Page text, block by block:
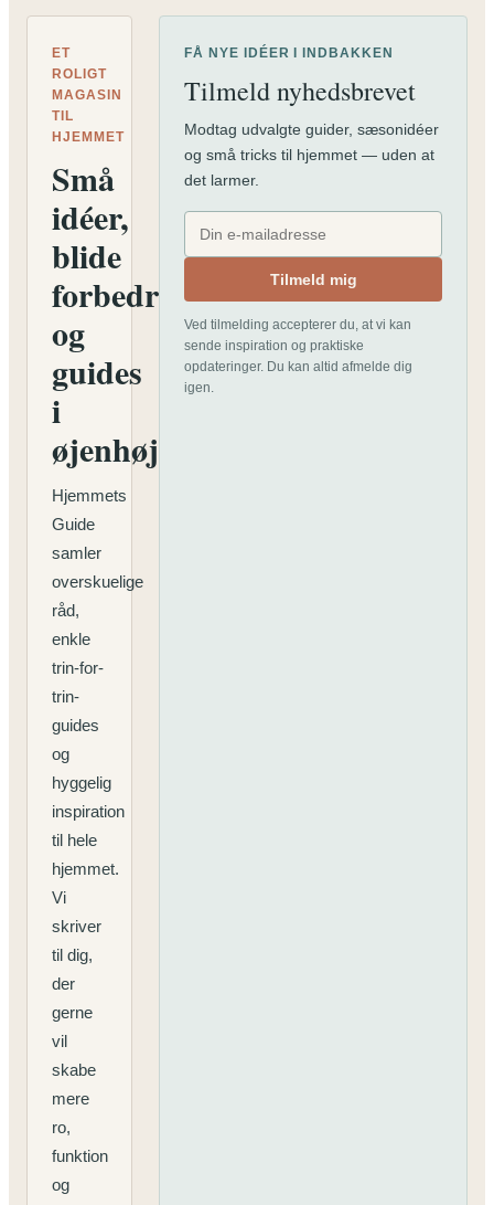
strandtur
ET
ROLIGT
MAGASIN
TIL
HJEMMET
Små
idéer,
blide
forbedringer
og
guides
i
øjenhøjde
Hjemmets
Guide
samler
overskuelige
råd,
enkle
trin-for-
trin-
guides
og
hyggelig
inspiration
til hele
hjemmet.
Vi
skriver
til dig,
der
gerne
vil
skabe
mere
ro,
funktion
og
FÅ NYE IDÉER I INDBAKKEN
Tilmeld nyhedsbrevet
Modtag udvalgte guider, sæsonidéer
og små tricks til hjemmet — uden at
det larmer.
Tilmeld mig
Ved tilmelding accepterer du, at vi kan
sende inspiration og praktiske
opdateringer. Du kan altid afmelde dig
igen.